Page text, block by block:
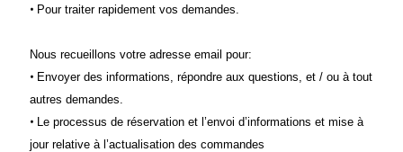
• Pour traiter rapidement vos demandes.
Nous recueillons votre adresse email pour:
• Envoyer des informations, répondre aux questions, et / ou à tout
autres demandes.
• Le processus de réservation et l’envoi d’informations et mise à
jour relative à l’actualisation des commandes